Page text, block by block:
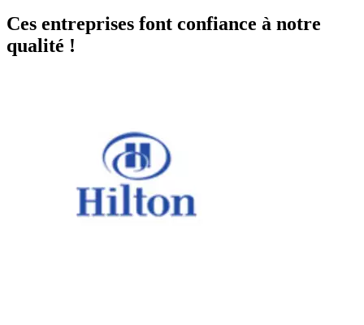
Ces entreprises font confiance à notre
qualité !